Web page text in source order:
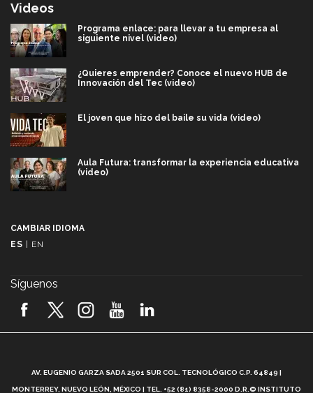
Videos
Programa enlace: para llevar a tu empresa al
siguiente nivel (video)
¿Quieres emprender? Conoce el nuevo HUB de
Innovación del Tec (video)
El joven que hizo del baile su vida (video)
Aula Futura: transformar la experiencia educativa
(video)
2026! (video)
¿Cómo es el Modelo Educativo Tec? (video)
CAMBIAR IDIOMA
ES
EN
Síguenos
AV. EUGENIO GARZA SADA 2501 SUR COL. TECNOLÓGICO C.P. 64849 |
MONTERREY, NUEVO LEÓN, MÉXICO | TEL. +52 (81) 8358-2000 D.R.© INSTITUTO